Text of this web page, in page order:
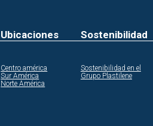
Ubicaciones
Centro américa
Sur América
Norte América
Sostenibilidad
Sostenibilidad en el
Grupo Plastilene